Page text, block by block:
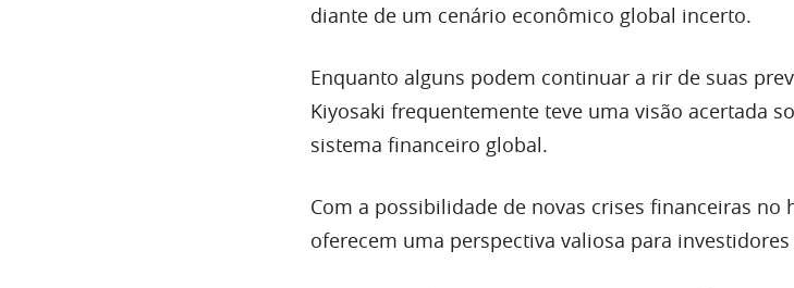
diante de um cenário econômico global incerto.
Enquanto alguns podem continuar a rir de suas
Kiyosaki frequentemente teve uma visão acertada
sistema financeiro global.
Com a possibilidade de novas crises financeiras no
oferecem uma perspectiva valiosa para